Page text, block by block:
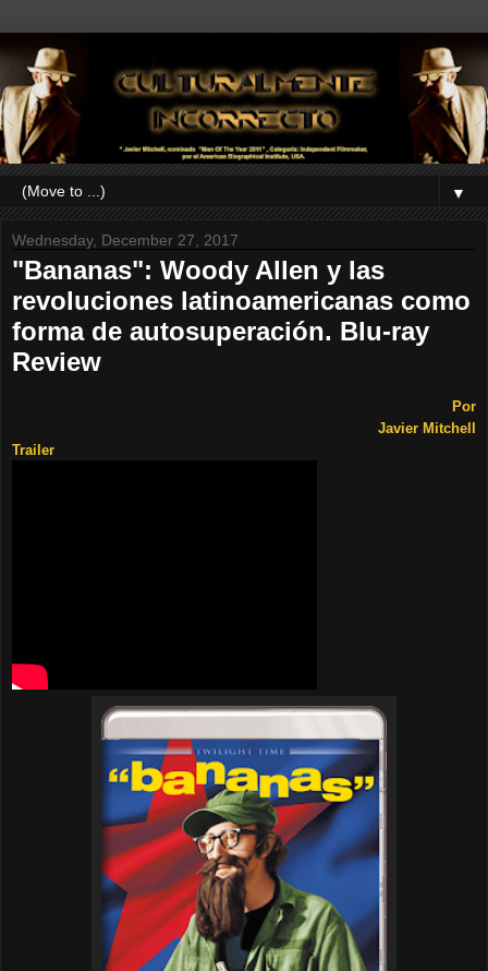
▼
Wednesday, December 27, 2017
"Bananas": Woody Allen y las
revoluciones latinoamericanas como
forma de autosuperación. Blu-ray
Review
Por
Javier Mitchell
Trailer